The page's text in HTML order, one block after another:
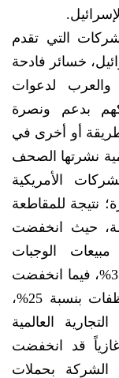
التي تقدم
خسائر فادحة
لدعوات
بدعم ونصرة
أو أخرى في
نشرتها الصحف
الأمريكية
نتيجة للمقاطعة
حيث انخفضت
وانخفضت مبيعات الوجبات
الأمريكية السريعة ماكدونالدز بحوالي 35%، فيما انخفضت
مبيعات شركات ايريال الأمريكية للمنظفات بنسبة 25%،
العالمية
قد انخفضت
الشركة بحملات